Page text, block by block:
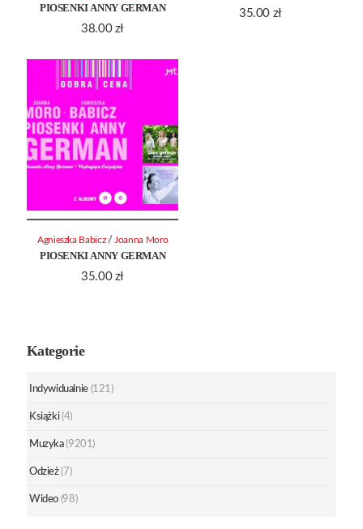
PIOSENKI ANNY GERMAN
38.00 zł
35.00 zł
PIOSENKI ANNY GERMAN
35.00 zł
Agnieszka Babicz /Joanna Moro
Kategorie
Indywidualnie (121)
Książki (4)
Muzyka (9201)
Odzież (7)
Wideo (98)